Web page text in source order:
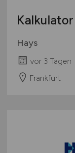
Hays
vor 3 Tagen
Frankfurt